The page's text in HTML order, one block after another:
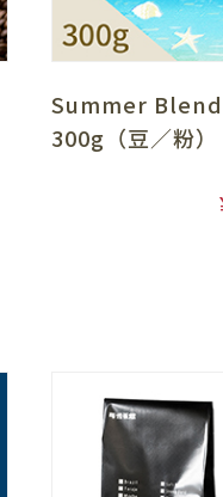
Summer
300g（豆／粉）